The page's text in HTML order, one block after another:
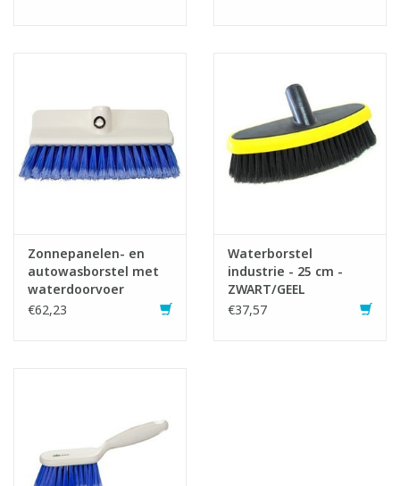
Zonnepanelen- en
autowasborstel met
waterdoorvoer
€62,23
Waterborstel
industrie - 25 cm -
ZWART/GEEL
€37,57